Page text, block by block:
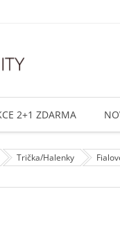
2+1 ZDARMA
Trička/Halenky